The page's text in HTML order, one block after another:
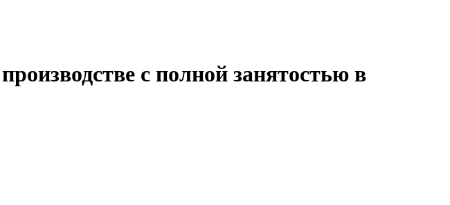
с полной занятостью в